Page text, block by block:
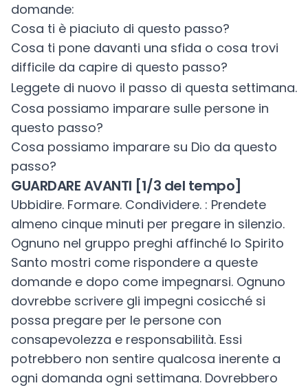
domande:
Cosa ti è piaciuto di questo passo?
Cosa ti pone davanti una sfida o cosa trovi
difficile da capire di questo passo?
Leggete di nuovo il passo di questa settimana.
Cosa possiamo imparare sulle persone in
questo passo?
Cosa possiamo imparare su Dio da questo
passo?
GUARDARE AVANTI [1/3 del tempo]
Ubbidire. Formare. Condividere. : Prendete
almeno cinque minuti per pregare in silenzio.
Ognuno nel gruppo preghi affinché lo Spirito
Santo mostri come rispondere a queste
domande e dopo come impegnarsi. Ognuno
dovrebbe scrivere gli impegni cosicché si
possa pregare per le persone con
consapevolezza e responsabilità. Essi
potrebbero non sentire qualcosa inerente a
ogni domanda ogni settimana. Dovrebbero